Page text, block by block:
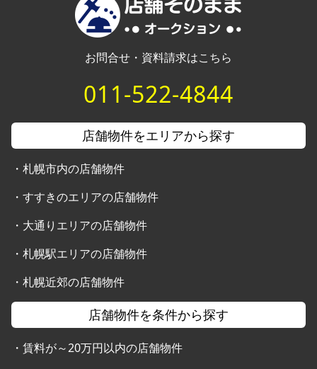
お問合せ・資料請求はこちら
011-522-4844
店舗物件をエリアから探す
・ 札幌市内の店舗物件
・ すすきのエリアの店舗物件
・ 大通りエリアの店舗物件
・ 札幌駅エリアの店舗物件
・ 札幌近郊の店舗物件
店舗物件を条件から探す
・ 賃料が～20万円以内の店舗物件